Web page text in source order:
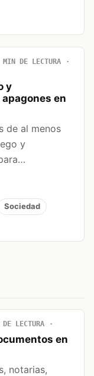
DE LECTURA
y
en
de al menos
y
Sociedad
LECTURA
en
notarias,